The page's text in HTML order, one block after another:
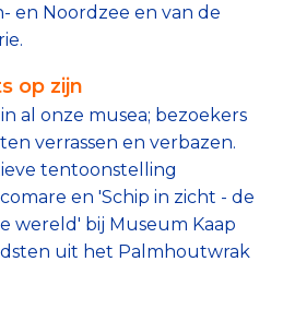
over goede doelen
Donateurspanel
en Noordzee en van de
op zijn
al onze musea; bezoekers
verrassen en verbazen.
tentoonstelling
en 'Schip in zicht - de
wereld' bij Museum Kaap
uit het Palmhoutwrak